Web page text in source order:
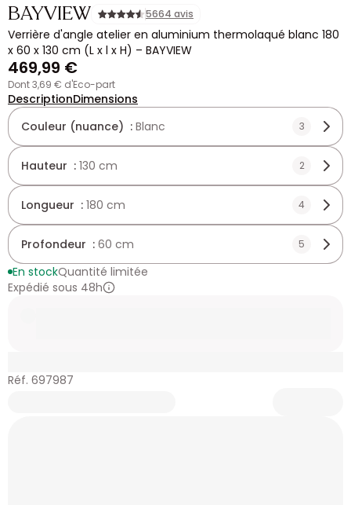
BAYVIEW 5664 avis
Verrière d'angle atelier en aluminium thermolaqué blanc 180
x 60 x 130 cm (L x l x H) – BAYVIEW
469,99 €
dont 3,69 € d'Eco-part
DescriptionDimensions
Couleur (nuance) : Blanc 3
Hauteur : 130 cm 2
Longueur : 180 cm 4
Profondeur : 60 cm 5
En stockQuantité limitée
Expédié sous 48h
Réf. 697987